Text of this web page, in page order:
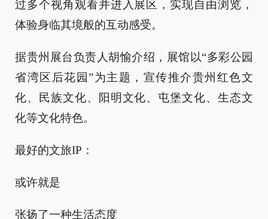
过多个视角观看并进入展区，实现自由浏览，
体验身临其境般的互动感受。
据贵州展台负责人胡愉介绍，展馆以“多彩公园
省湾区后花园”为主题，宣传推介贵州红色文
化、民族文化、阳明文化、屯堡文化、生态文
化等文化特色。
最好的文旅IP：
或许就是
张扬了一种生活态度